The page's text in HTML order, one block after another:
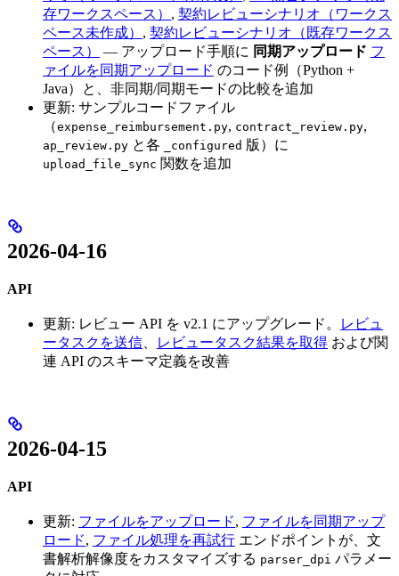
存ワークスペース） , 契約レビューシナリオ（ワークス
ペース未作成） , 契約レビューシナリオ（既存ワークス
ペース）
— アップロード手順に 同期アップロード フ
ァイルを同期アップロード のコード例（Python +
Java）と、非同期/同期モードの比較を追加
更新: サンプルコードファイル
（expense_reimbursement.py, contract_review.py,
ap_review.py と各 _configured 版）に
upload_file_sync 関数を追加
2026-04-16
API
更新: レビュー API を v2.1 にアップグレード。
レビュ
ータスクを送信
レビュータスク結果を取得 および関
連 API のスキーマ定義を改善
2026-04-15
API
更新: ファイルをアップロード, ファイルを同期アップ
ロード, ファイル処理を再試行 エンドポイントが、文
書解析解像度をカスタマイズする parser_dpi パラメー